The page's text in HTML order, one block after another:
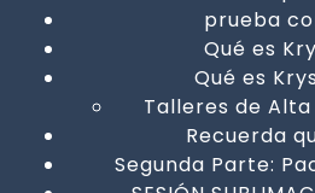
prueba
Qué es
Qué es
Talleres de
Recuerda
Segunda Parte: